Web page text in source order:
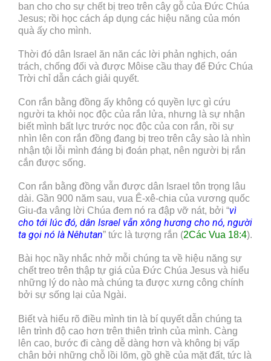
ban cho cho sự chết bị treo trên cây gỗ của Đức Chúa
Jesus; rồi học cách áp dụng các hiệu năng của món
quà ấy cho mình.
Thời đó dân Israel ăn năn các lời phản nghịch, oán
trách, chống đối và được Môise cầu thay để Đức Chúa
Trời chỉ dẫn cách giải quyết.
Con rắn bằng đồng ấy không có quyền lực gì cứu
người ta khỏi nọc độc của rắn lửa, nhưng là sự nhận
biết mình bất lực trước nọc độc của con rắn, rồi sự
nhìn lên con rắn đồng đang bị treo trên cây sào là nhìn
nhận tội lỗi mình đáng bị đoán phạt, nên người bị rắn
cắn được sống.
Con rắn bằng đồng vẫn được dân Israel tôn trọng lâu
dài. Gần 900 năm sau, vua Ê-xê-chia của vương quốc
Giu-đa vâng lời Chúa đem nó ra đập vỡ nát, bởi “vì
cho tới lúc đó, dân Israel vẫn xông hương cho nó, người
ta gọi nó là Nêhutan” tức là tượng rắn (2Các Vua 18:4).
Bài học nầy nhắc nhở mỗi chúng ta về hiệu năng sự
chết treo trên thập tự giá của Đức Chúa Jesus và hiểu
những lý do nào mà chúng ta được xưng công chính
bởi sự sống lại của Ngài.
Biết và hiểu rõ điều mình tin là bí quyết dẫn chúng ta
lên trình độ cao hơn trên thiên trình của mình. Càng
lên cao, bước đi càng dễ dàng hơn và không bị vấp
chân bởi những chỗ lồi lõm, gồ ghề của mặt đất, tức là